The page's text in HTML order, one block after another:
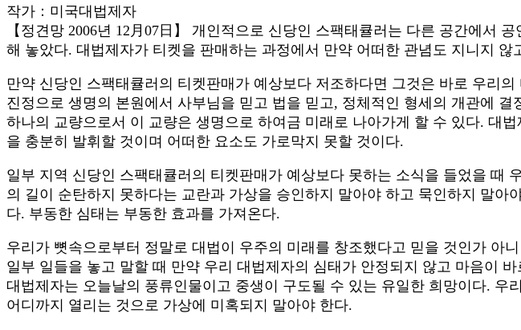
작가：미국대법제자
【정견망 2006년 12月07日】 개인적으로 신당인 스팩태큘러는 다른 공간에서
해 놓았다. 대법제자가 티켓을 판매하는 과정에서 만약 어떠한 관념도 지니지
만약 신당인 스팩태큘러의 티켓판매가 예상보다 저조하다면 그것은 바로 우리
진정으로 생명의 본원에서 사부님을 믿고 법을 믿고, 정체적인 형세의 개관에
하나의 교량으로서 이 교량은 생명으로 하여금 미래로 나아가게 할 수 있다. 대
을 충분히 발휘할 것이며 어떠한 요소도 가로막지 못할 것이다.
일부 지역 신당인 스팩태큘러의 티켓판매가 예상보다 못하는 소식을 들었을 때
의 길이 순탄하지 못하다는 교란과 가상을 승인하지 말아야 하고 묵인하지 말
다. 부동한 심태는 부동한 효과를 가져온다.
우리가 뼛속으로부터 정말로 대법이 우주의 미래를 창조했다고 믿을 것인가 아
일부 일들을 놓고 말할 때 만약 우리 대법제자의 심태가 안정되지 않고 마음이
대법제자는 오늘날의 풍류인물이고 중생이 구도될 수 있는 유일한 희망이다.
어디까지 열리는 것으로 가상에 미혹되지 말아야 한다.